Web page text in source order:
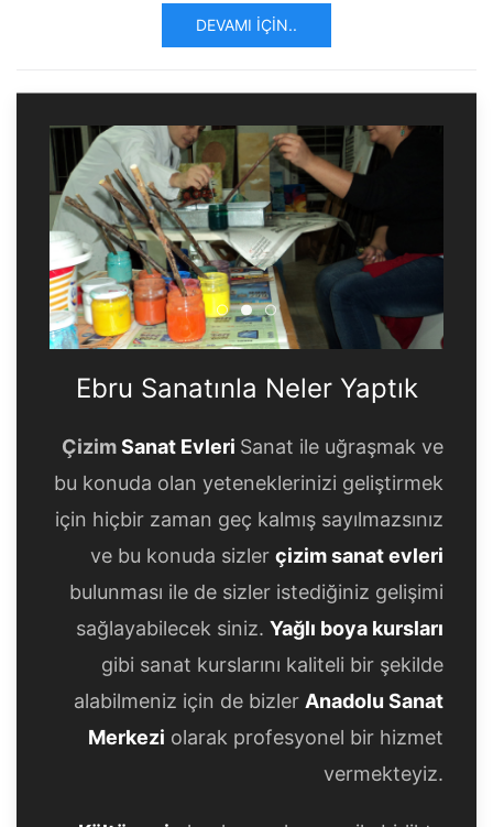
DEVAMI İÇIN..
Ebru Sanatınla Neler Yaptık
Ebru Sanatınla Neler
Ebru Sanatınla Neler
Ebru Sanatınla Neler Yaptık
ÇizimSanat Evleri Sanat ile uğraşmak ve
bu konuda olan yeteneklerinizi geliştirmek
için hiçbir zaman geç kalmış sayılmazsınız
ve bu konuda sizler çizim sanat evleri
bulunması ile de sizler istediğiniz gelişimi
sağlayabilecek siniz. Yağlı boya kursları
gibi sanat kurslarını kaliteli bir şekilde
alabilmeniz için de bizler Anadolu Sanat
Merkezi olarak profesyonel bir hizmet
vermekteyiz.